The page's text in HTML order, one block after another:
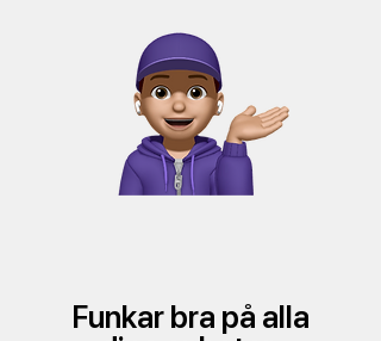
Funkar bra på alla